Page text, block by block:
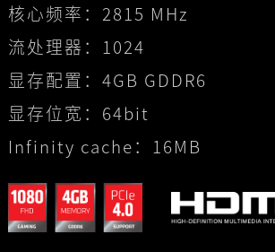
核心频率： 2815 MHz
流处理器： 1024
显存配置： 4GB GDDR6
显存位宽： 64bit
Infinity cache： 16MB